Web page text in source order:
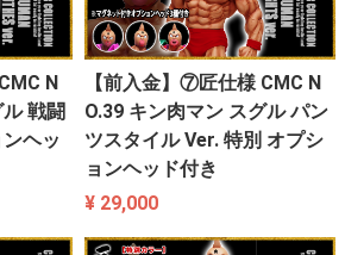
N
戦闘
ヘッ
【前入金】⑦匠仕様 CMC N
O.39 キン肉マン スグル パン
ツスタイル Ver. 特別 オプシ
ョンヘッド付き
¥ 29,000